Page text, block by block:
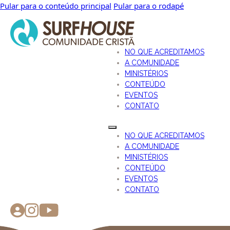
Pular para o conteúdo principal Pular para o rodapé
NO QUE ACREDITAMOS
A COMUNIDADE
MINISTÉRIOS
CONTEÚDO
EVENTOS
CONTATO
NO QUE ACREDITAMOS
A COMUNIDADE
MINISTÉRIOS
CONTEÚDO
EVENTOS
CONTATO